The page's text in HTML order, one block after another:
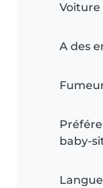
Voiture
A des
baby-